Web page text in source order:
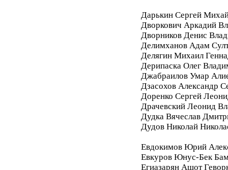
Дарькин Сергей
Дворкович Аркадий
Дворников Денис
Делимханов Адам
Делягин Михаил
Дерипаска Олег
Джабраилов Умар
Дзасохов Александр
Доренко Сергей
Драчевский Леонид
Дудка Вячеслав
Дудов Николай
Евдокимов Юрий
Евкуров Юнус-Бек
Егиазарян Ашот